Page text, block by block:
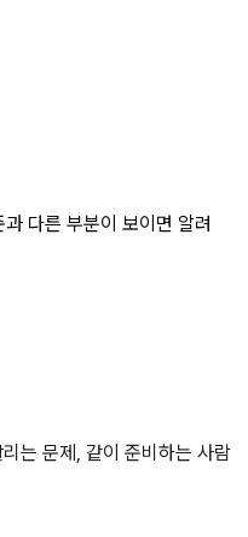
다른 부분이 보이면 알려
는 문제, 같이 준비하는 사람